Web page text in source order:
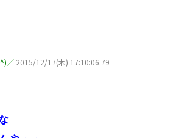
／ 2015/12/17(木) 17:10:06.79